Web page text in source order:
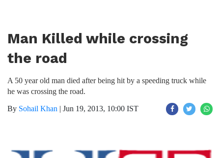
Man Killed while crossing
the road
A 50 year old man died after being hit by a speeding truck while
he was crossing the road.
By Sohail Khan | Jun 19, 2013, 10:00 IST